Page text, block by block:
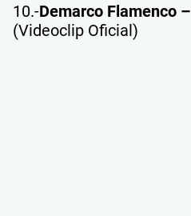
10.-Demarco Flamenco –
(Videoclip Oficial)